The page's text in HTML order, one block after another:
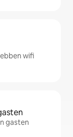
wifi
gasten